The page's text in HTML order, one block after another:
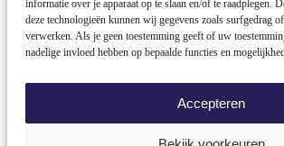
informatie over je apparaat op te slaan en/of te raadplegen.
deze technologieën kunnen wij gegevens zoals surfgedrag
verwerken. Als je geen toestemming geeft of uw
nadelige invloed hebben op bepaalde functies en
Accepteren
Hoeveel heb ik nodig
Vitaminetekort & klachten
Wie zijn wij